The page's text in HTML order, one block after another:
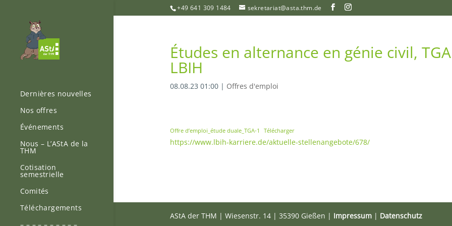
+49 641 309 1484 sekretariat@asta.thm.de
Dernières nouvelles
Nos offres
Événements
Nous – L’AStA de la
THM
Cotisation
semestrielle
Comités
Téléchargements
Études en alternance en génie civil,
LBIH
08.08.23 01:00| Offres d'emploi
Offre d’emploi_étude duale_TGA-1 Télécharger
https://www.lbih-karriere.de/aktuelle-stellenangebote/678/
AStA der THM | Wiesenstr. 14 | 35390 Gießen | Impressum| Datenschutz